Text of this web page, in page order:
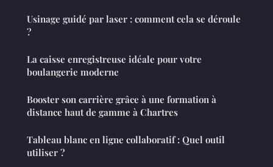
Usinage guidé par laser : comment cela se déroule
?
La caisse enregistreuse idéale pour votre
boulangerie moderne
Booster son carrière grâce à une formation à
distance haut de gamme à Chartres
Tableau blanc en ligne collaboratif : Quel outil
utiliser ?